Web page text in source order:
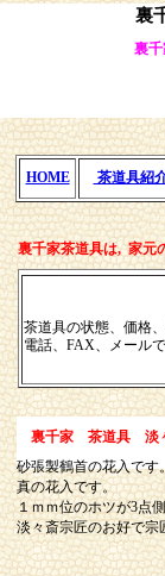
裏
裏
HOME 茶道具紹
裏千家茶道具は,家元
茶道具の状態、価格
電話、FAX、メール
裏千家 茶道具 淡
砂張製鶴首の花入で
真の花入です。
１ｍｍ位のホツが3点
淡々斎宗匠のお好で